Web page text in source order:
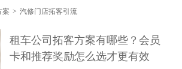
案 > 汽修门店拓客引流
租车公司拓客方案有哪些？会员
卡和推荐奖励怎么选才更有效